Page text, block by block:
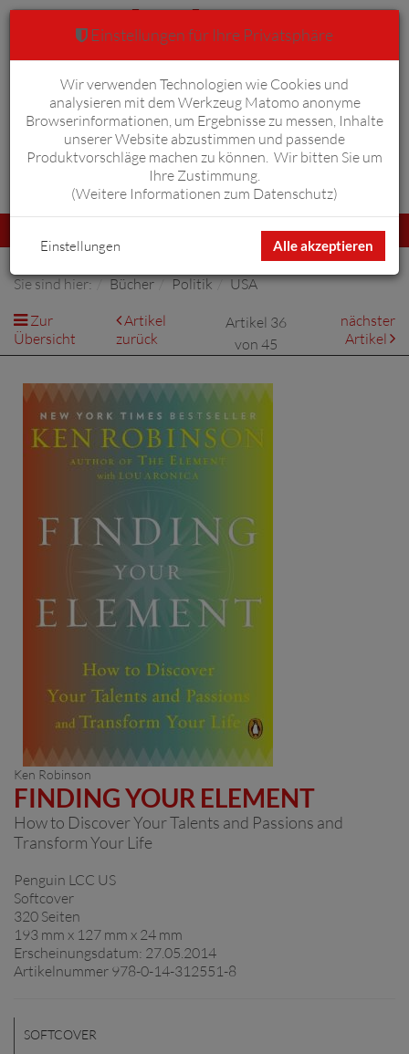
Anmelden Warenkorb 0
umschalten
Sie sind hier: Bücher Politik
USA
Zur
Übersicht
Artikel
zurück
Artikel 36
von 45
nächster
Artikel
Ken Robinson
FINDING YOUR ELEMENT
How to Discover Your Talents and Passions and
Transform Your Life
Penguin LCC US
Softcover
320 Seiten
193 mm x 127 mm x 24 mm
Erscheinungsdatum: 27.05.2014
Artikelnummer 978-0-14-312551-8
SOFTCOVER
Einstellungen für Ihre Privatsphäre
Wir verwenden Technologien wie Cookies und
analysieren mit dem Werkzeug Matomo anonyme
Browserinformationen, um Ergebnisse zu messen, Inhalte
unserer Website abzustimmen und passende
Produktvorschläge machen zu können. Wir bitten Sie um
Ihre Zustimmung.
(Weitere Informationen zum Datenschutz)
Alle akzeptieren
Einstellungen